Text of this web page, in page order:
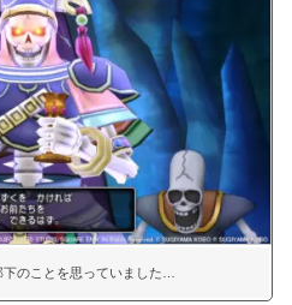
のことを思っていました…